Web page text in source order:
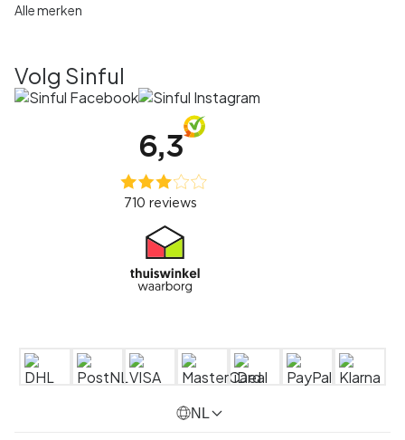
Alle merken
Volg Sinful
NL